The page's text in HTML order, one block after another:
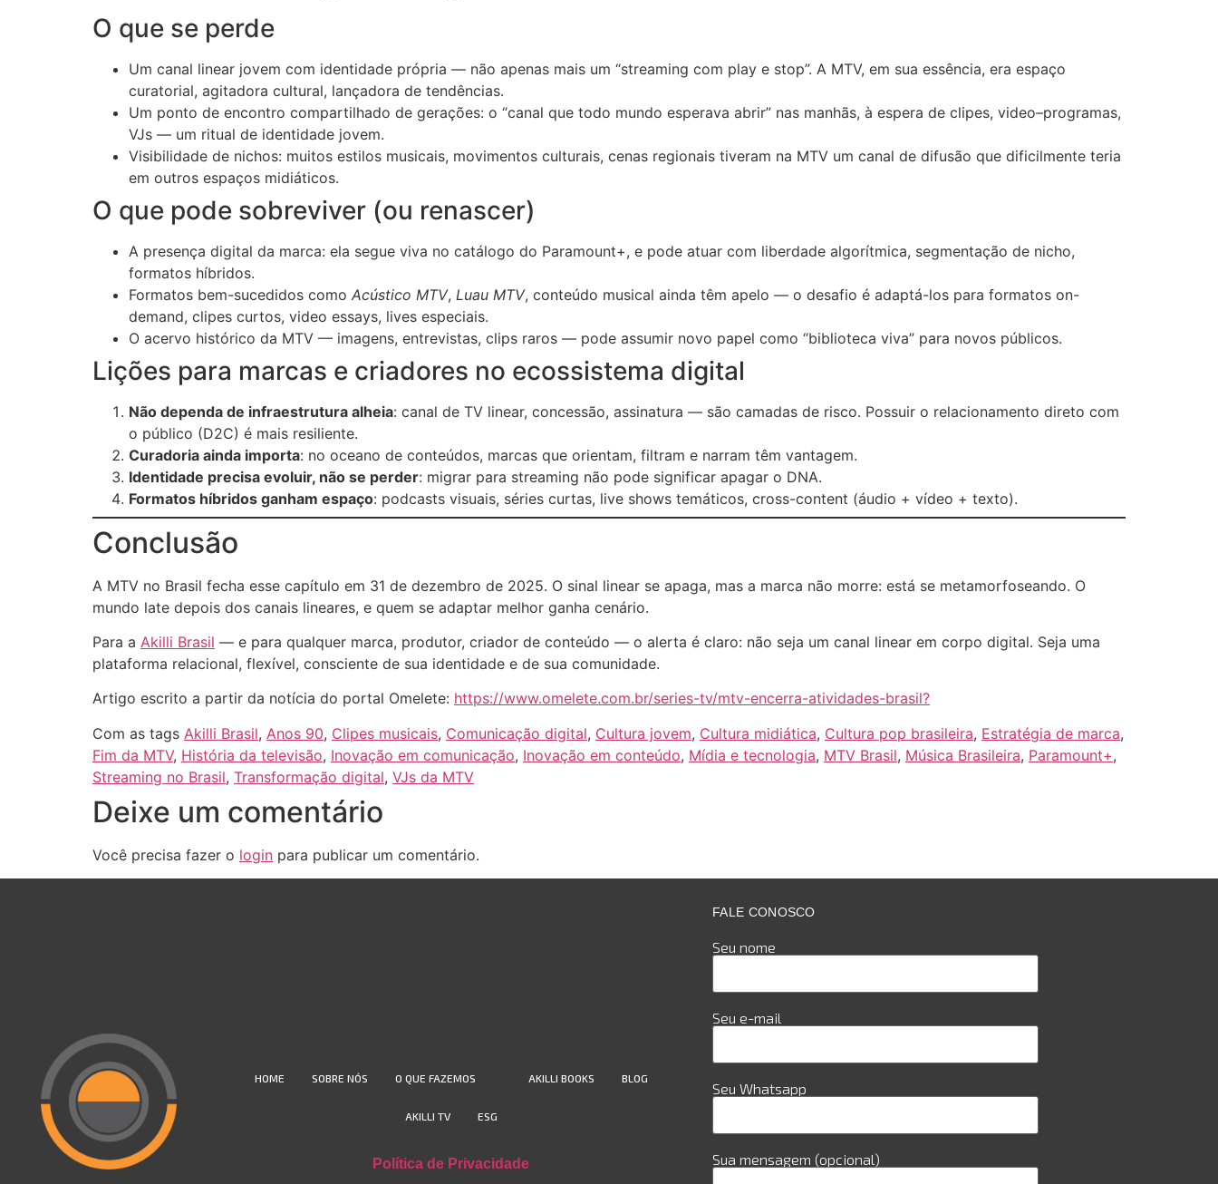
O que se perde
Um canal linear jovem com identidade própria — não apenas mais um “streaming com play e stop”. A MTV, em sua essência, era espaço
curatorial, agitadora cultural, lançadora de tendências.
Um ponto de encontro compartilhado de gerações: o “canal que todo mundo esperava abrir” nas manhãs, à espera de clipes, video–programas,
VJs — um ritual de identidade jovem.
Visibilidade de nichos: muitos estilos musicais, movimentos culturais, cenas regionais tiveram na MTV um canal de difusão que dificilmente teria
em outros espaços midiáticos.
O que pode sobreviver (ou renascer)
A presença digital da marca: ela segue viva no catálogo do Paramount+, e pode atuar com liberdade algorítmica, segmentação de nicho,
formatos híbridos.
Formatos bem-sucedidos como Acústico MTV, Luau MTV, conteúdo musical ainda têm apelo — o desafio é adaptá-los para formatos on-
demand, clipes curtos, video essays, lives especiais.
O acervo histórico da MTV — imagens, entrevistas, clips raros — pode assumir novo papel como “biblioteca viva” para novos públicos.
Lições para marcas e criadores no ecossistema digital
Não dependa de infraestrutura alheia: canal de TV linear, concessão, assinatura — são camadas de risco. Possuir o relacionamento direto com
o público (D2C) é mais resiliente.
Curadoria ainda importa: no oceano de conteúdos, marcas que orientam, filtram e narram têm vantagem.
Identidade precisa evoluir, não se perder: migrar para streaming não pode significar apagar o DNA.
Formatos híbridos ganham espaço: podcasts visuais, séries curtas, live shows temáticos, cross-content (áudio + vídeo + texto).
Conclusão
A MTV no Brasil fecha esse capítulo em 31 de dezembro de 2025. O sinal linear se apaga, mas a marca não morre: está se metamorfoseando. O
mundo late depois dos canais lineares, e quem se adaptar melhor ganha cenário.
Para a Akilli Brasil — e para qualquer marca, produtor, criador de conteúdo — o alerta é claro: não seja um canal linear em corpo digital. Seja uma
plataforma relacional, flexível, consciente de sua identidade e de sua comunidade.
Artigo escrito a partir da notícia do portal Omelete: https://www.omelete.com.br/series-tv/mtv-encerra-atividades-brasil?
Com as tags Akilli Brasil, Anos 90, Clipes musicais, Comunicação digital, Cultura jovem, Cultura midiática, Cultura pop brasileira, Estratégia de marca,
Fim da MTV, História da televisão, Inovação em comunicação, Inovação em conteúdo, Mídia e tecnologia, MTV Brasil, Música Brasileira, Paramount+,
Streaming no Brasil, Transformação digital, VJs da MTV
Deixe um comentário
Você precisa fazer o login para publicar um comentário.
HOME SOBRE NÓS O QUE FAZEMOS AKILLI BOOKS BLOG
AKILLI TV ESG
Política de Privacidade
FALE CONOSCO
Seu nome
Seu e-mail
Seu Whatsapp
Sua mensagem (opcional)